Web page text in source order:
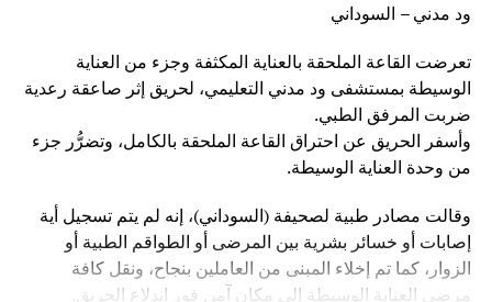
ود مدني – السوداني
تعرضت القاعة الملحقة بالعناية المكثفة وجزء من العناية
الوسيطة بمستشفى ود مدني التعليمي، لحريق إثر صاعقة رعدية
ضربت المرفق الطبي.
وأسفر الحريق عن احتراق القاعة الملحقة بالكامل، وتضرُّر جزء
من وحدة العناية الوسيطة.
وقالت مصادر طبية لصحيفة (السوداني)، إنه لم يتم تسجيل أية
إصابات أو خسائر بشرية بين المرضى أو الطواقم الطبية أو
الزوار، كما تم إخلاء المبنى من العاملين بنجاح، ونقل كافة
مرضى العناية الوسيطة إلى مكان آمن فور اندلاع الحريق.